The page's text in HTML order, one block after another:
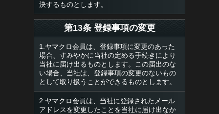
決するものとします。
第13条 登録事項の変更
1.ヤマクロ会員は、登録事項に変更のあった
場合、すみやかに当社の定める手続きにより
当社に届け出るものとします。この届出のな
い場合、当社は、登録事項の変更のないもの
として取り扱うことができるものとします。
2.ヤマクロ会員は、当社に登録されたメール
アドレスを変更したことを当社に届け出なか